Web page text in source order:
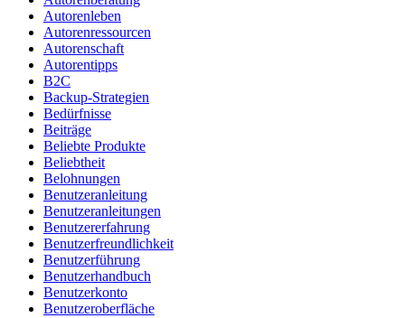
Autorenleben
Autorenressourcen
Autorenschaft
Autorentipps
B2C
Backup-Strategien
Bedürfnisse
Beiträge
Beliebte Produkte
Beliebtheit
Belohnungen
Benutzeranleitung
Benutzeranleitungen
Benutzererfahrung
Benutzerfreundlichkeit
Benutzerführung
Benutzerhandbuch
Benutzerkonto
Benutzeroberfläche